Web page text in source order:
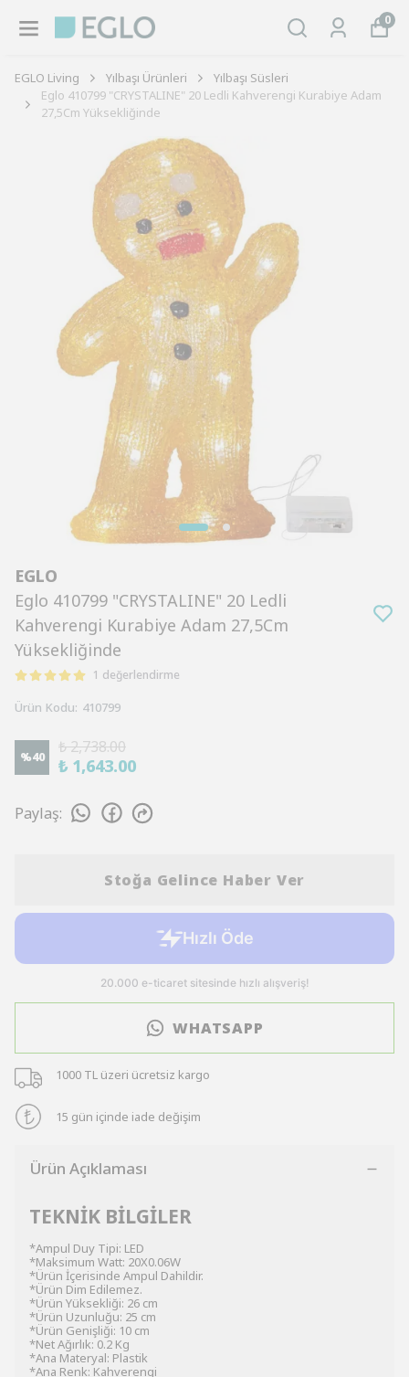
0
EGLO Living Yılbaşı Ürünleri
Yılbaşı Süsleri
Eglo 410799 "CRYSTALINE" 20 Ledli Kahverengi Kurabiye Adam
27,5Cm Yüksekliğinde
EGLO
Eglo 410799 "CRYSTALINE" 20 Ledli
Kahverengi Kurabiye Adam 27,5Cm
Yüksekliğinde
1 değerlendirme
Ürün Kodu: 410799
%40
₺ 2,738.00
₺ 1,643.00
Paylaş:
Stoğa Gelince Haber Ver
WHATSAPP
1000 TL üzeri ücretsiz kargo
15 gün içinde iade değişim
Ürün Açıklaması
TEKNİK BİLGİLER
*Ampul Duy Tipi: LED
*Maksimum Watt: 20X0.06W
*Ürün İçerisinde Ampul Dahildir.
*Ürün Dim Edilemez.
*Ürün Yüksekliği: 26 cm
*Ürün Uzunluğu: 25 cm
*Ürün Genişliği: 10 cm
*Net Ağırlık: 0.2 Kg
*Ana Materyal: Plastik
*Ana Renk: Kahverengi